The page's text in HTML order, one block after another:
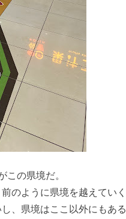
この県境だ。
のように県境を越えていく
、県境はここ以外にもあ